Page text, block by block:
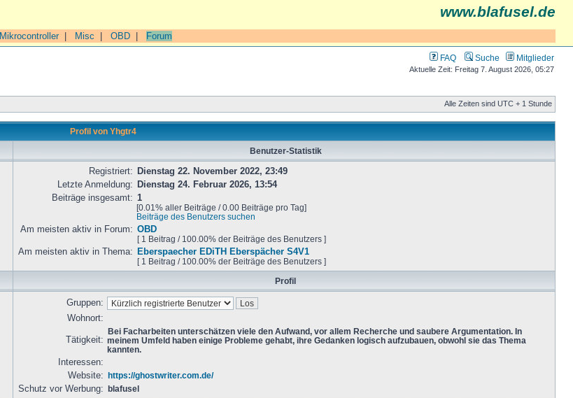
www.blafusel.de
Mikrocontroller| Misc OBD Forum
FAQ Suche Mitglieder
Aktuelle Zeit: Freitag 7. August 2026, 05:27
Alle Zeiten sind UTC + 1 Stunde
Profil von Yhgtr4
Benutzer-Statistik
Registriert:
Dienstag 22. November 2022, 23:49
Letzte Anmeldung:
Dienstag 24. Februar 2026, 13:54
Beiträge insgesamt: 1
[0.01% aller Beiträge / 0.00 Beiträge pro Tag]
Beiträge des Benutzers suchen
Am meisten aktiv in Forum: OBD
[ 1 Beitrag / 100.00% der Beiträge des Benutzers ]
Am meisten aktiv in Thema: Eberspaecher EDiTH Eberspächer S4V1
[ 1 Beitrag / 100.00% der Beiträge des Benutzers ]
Profil
Gruppen:
Wohnort:
Tätigkeit:
Bei Facharbeiten unterschätzen viele den Aufwand, vor allem Recherche und saubere Argumentation. In
meinem Umfeld haben einige Probleme gehabt, ihre Gedanken logisch aufzubauen, obwohl sie das Thema
kannten.
Interessen:
Website: https://ghostwriter.com.de/
Schutz vor Werbung: blafusel